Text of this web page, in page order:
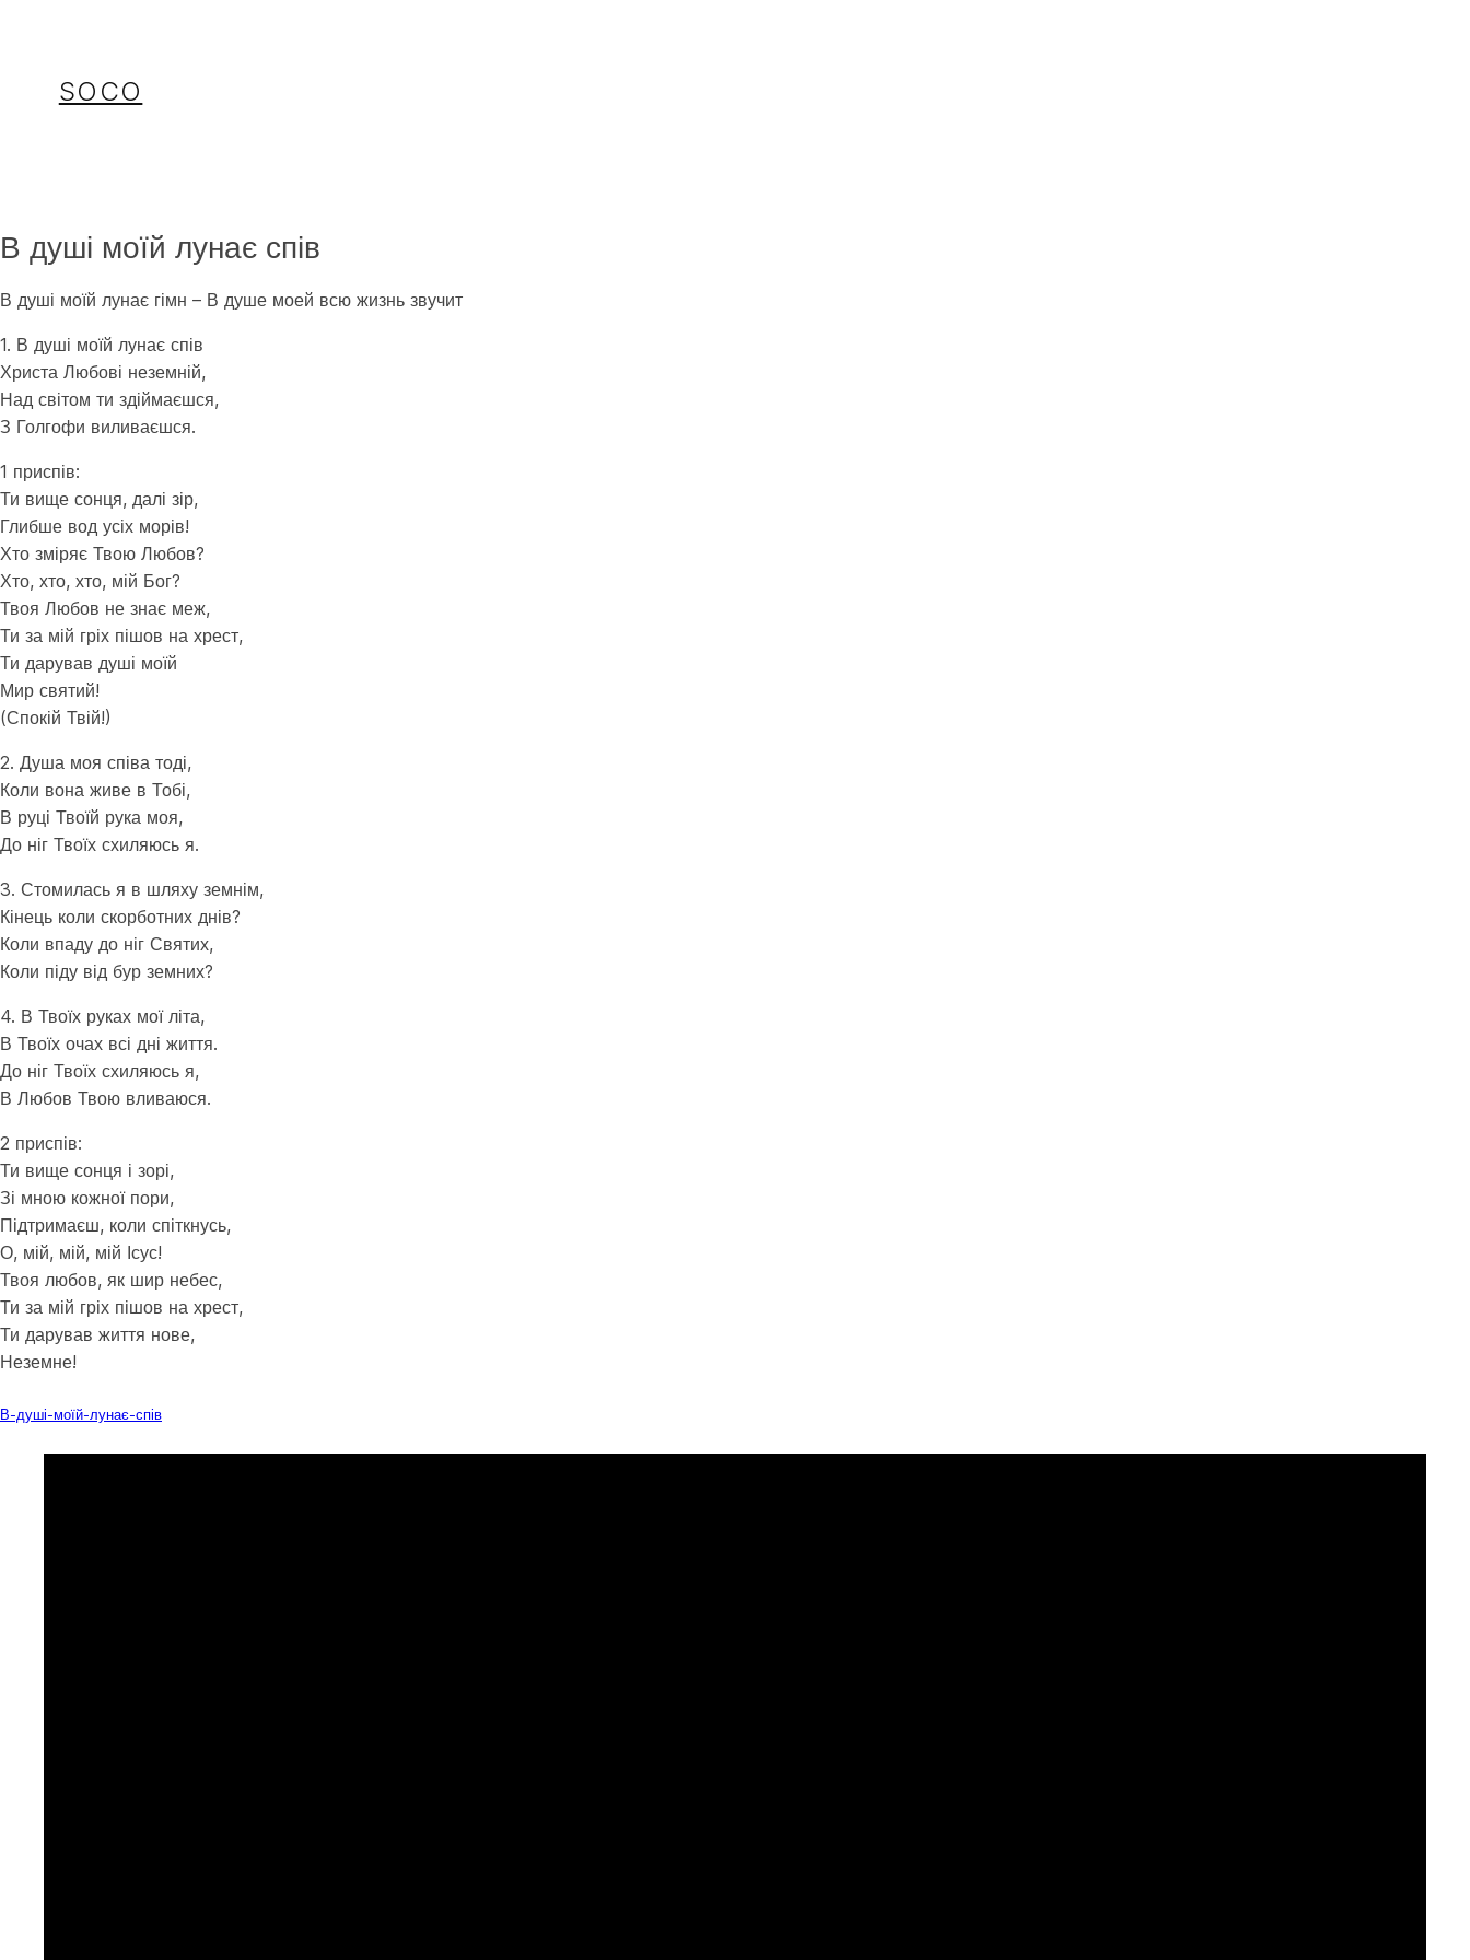
SOCO
В душі моїй лунає спів
В душі моїй лунає гімн – В душе моей всю жизнь звучит
1. В душі моїй лунає спів
Христа Любові неземній,
Над світом ти здіймаєшся,
З Голгофи виливаєшся.
1 приспів:
Ти вище сонця, далі зір,
Глибше вод усіх морів!
Хто зміряє Твою Любов?
Хто, хто, хто, мій Бог?
Твоя Любов не знає меж,
Ти за мій гріх пішов на хрест,
Ти дарував душі моїй
Мир святий!
(Спокій Твій!)
2. Душа моя співа тоді,
Коли вона живе в Тобі,
В руці Твоїй рука моя,
До ніг Твоїх схиляюсь я.
3. Стомилась я в шляху земнім,
Кінець коли скорботних днів?
Коли впаду до ніг Святих,
Коли піду від бур земних?
4. В Твоїх руках мої літа,
В Твоїх очах всі дні життя.
До ніг Твоїх схиляюсь я,
В Любов Твою вливаюся.
2 приспів:
Ти вище сонця і зорі,
Зі мною кожної пори,
Підтримаєш, коли спіткнусь,
О, мій, мій, мій Ісус!
Твоя любов, як шир небес,
Ти за мій гріх пішов на хрест,
Ти дарував життя нове,
Неземне!
В-душі-моїй-лунає-спів